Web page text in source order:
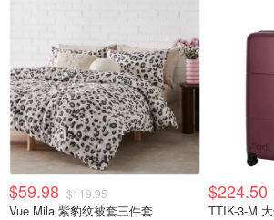
$59.98 $119.95
Vue Mila 紫豹纹被套三件套
$224.50
TTIK-3-M